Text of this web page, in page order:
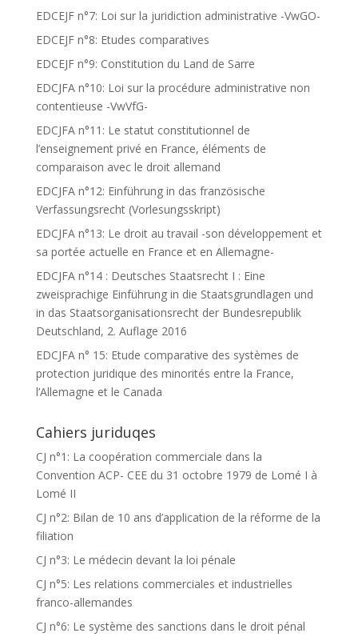
EDCEJF n°7: Loi sur la juridiction administrative -VwGO-
EDCEJF n°8: Etudes comparatives
EDCEJF n°9: Constitution du Land de Sarre
EDCJFA n°10: Loi sur la procédure administrative non
contentieuse -VwVfG-
EDCJFA n°11: Le statut constitutionnel de
l’enseignement privé en France, éléments de
comparaison avec le droit allemand
EDCJFA n°12: Einführung in das französische
Verfassungsrecht (Vorlesungsskript)
EDCJFA n°13: Le droit au travail -son développement et
sa portée actuelle en France et en Allemagne-
EDCJFA n°14 : Deutsches Staatsrecht I : Eine
zweisprachige Einführung in die Staatsgrundlagen und
in das Staatsorganisationsrecht der Bundesrepublik
Deutschland, 2. Auflage 2016
EDCJFA n° 15: Etude comparative des systèmes de
protection juridique des minorités entre la France,
l’Allemagne et le Canada
Cahiers juriduqes
CJ n°1: La coopération commerciale dans la
Convention ACP- CEE du 31 octobre 1979 de Lomé I à
Lomé II
CJ n°2: Bilan de 10 ans d’application de la réforme de la
filiation
CJ n°3: Le médecin devant la loi pénale
CJ n°5: Les relations commerciales et industrielles
franco-allemandes
CJ n°6: Le système des sanctions dans le droit pénal